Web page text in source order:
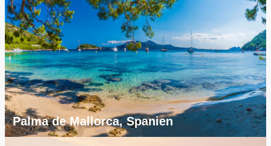
Palma de Mallorca, Spanien